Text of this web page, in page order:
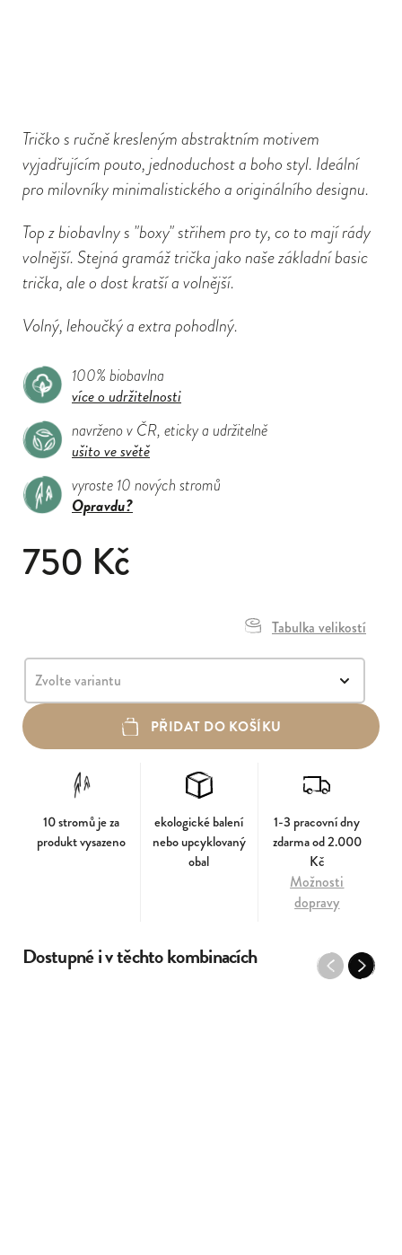
Tričko s ručně kresleným abstraktním motivem
vyjadřujícím pouto, jednoduchost a boho styl. Ideální
pro milovníky minimalistického a originálního designu.
Top z biobavlny s "boxy" střihem pro ty, co to mají rády
volnější. Stejná gramáž trička jako naše základní basic
trička, ale o dost kratší a volnější.
Volný, lehoučký a extra pohodlný.
100% biobavlna
více o udržitelnosti
navrženo v ČR, eticky a udržitelně
ušito ve světě
vyroste 10 nových stromů
Opravdu?
750 Kč
Tabulka velikostí
PŘIDAT DO KOŠÍKU
10 stromů je za
produkt vysazeno
ekologické balení
nebo upcyklovaný
obal
1-3 pracovní dny
zdarma od 2.000
Kč
Možnosti
dopravy
Dostupné i v těchto kombinacích PreviousNext